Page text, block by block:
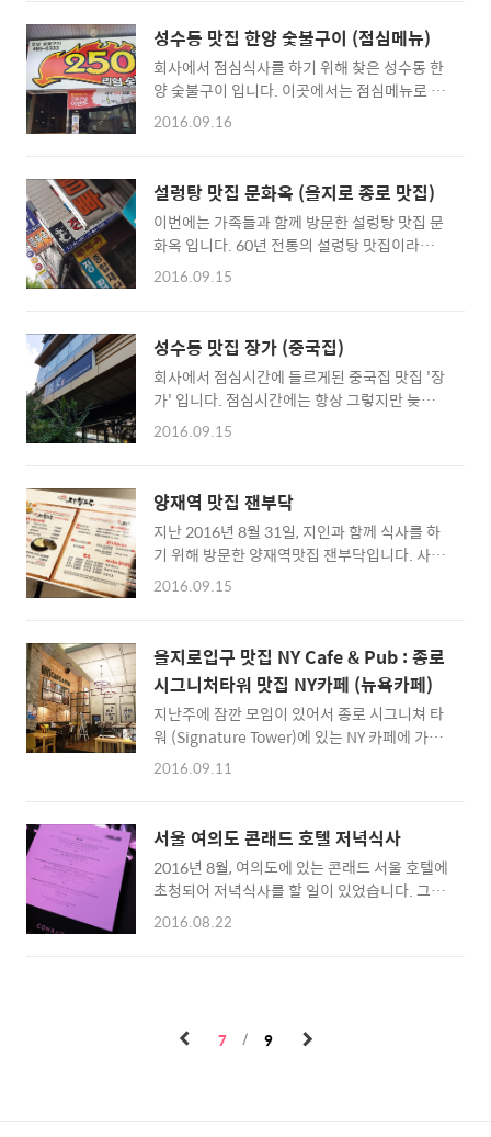
세팅된 자리입니다. 아이를 데리고 식사를 하러
오시는 분들을 위해서 유야용 테이블도 마련되
어 있었습니다. 메뉴는 세트메뉴도 있으니 2~3
인이 방문했다..
3~4인분입니다. 부대찌개는 그럭저럭 맛있는
편입니다. 저는 사리를 추가하는 것을 싫어하는
편인데 우동면이 조금 들어있어 마음에 드는 곳
이네요 :) [관련글] 성수동 맛집 장가 (중국집)
성수동 맛집 한양 숯불구이 (점심메뉴) 성수동
성수동 맛집 한양 숯불구이 (점심메뉴)
회사에서 점심식사를 하기 위해 찾은 성수동 한
양 숯불구이 입니다. 이곳에서는 점심메뉴로 숯
불돼지불백, 우삽겹된장찌개, 육쌈냉면 등 알찬
같습니다. ▲ 한양 숯불구이 ▲ 점심메뉴, 낙지
볶음과 우삽겹된장찌개 + 비빔밥은 2인 이상 주
문 가능 먼저 1인 주문이 가능한 메뉴로 숯불돼
지불백입니다. ▲ 숯불에 구워 나온듯한 고기
▲ 반찬도 잘 나오는편이다. 숯불 불백은 고기
수 있네요. 다음으로 먹어본 메뉴는 2인 이상이
되어야 주문할 수 있는 우삽겸된장찌개 + 비빔
밥입니다. ▲ 비빔밥 우삼겹 된장찌개는 맛있는
편이고 고기도 많이 들어있는..
2016.09.16
설렁탕 맛집 문화옥 (을지로 종로 맛집)
이번에는 가족들과 함께 방문한 설렁탕 맛집 문
화옥 입니다. 60년 전통의 설렁탕 맛집이라고
하는데요. 문화옥은 을지로4가역 4번출구에서
걸려 있습니다. 아마도 사람들이 소문을 듣고 많
이들 찾아오기에 이렇게 이정표를 만들어둔것
이 아닐까 싶습니다. ▲ 문화옥, 표지판을 보고
골목 안쪽으로 들어가보자 골목으로 들어서서
조금 걷다보면 왼편으로 60년 전통 문화옥 간판
새가 배어있는 것 같았습니다. ^^ 이 날은 비가
오는 날이라서 그런지 손님이 많이 않았는데요.
매장이 꽤 넓은 것을 보니 식사시간에는 손님이
많을 것 같습니다. :) ..
2016.09.15
성수동 맛집 장가 (중국집)
회사에서 점심시간에 들르게된 중국집 맛집 '장
가' 입니다. 점심시간에는 항상 그렇지만 늦게
가면 자리가 없을 정도로 붐비는 곳인것 같습니
게 '오늘은 스트레스를 좀 많이 받는 것 같아서
매운게 먹고 싶어'라고 했더니 안내해준 곳이죠
^^ ▲ 성수동 맛집 장가 (張家) ▲ 점심시간
ABC 콤보(자장면, 짬뽕, 탕수육) 제가 시킨 메뉴
는 짬뽕 콤보입니다. 다만 면보다는 밥을 좋아하
것 같습니다. 점심 메뉴 치고는 비싼 편이긴 하
지만, 콤보메뉴라서 전체요리 -> 메인요리 -> 후
식이 나옵니다. ▲ 전체요리 고기와 새콤한 양
념이 되..
2016.09.15
양재역 맛집 잰부닥
지난 2016년 8월 31일, 지인과 함께 식사를 하
기 위해 방문한 양재역맛집 잰부닥입니다. 사실
은 자주 가던 통삼겹살맛집인 양재역 화포식당
차선책으로 잰부닥에 들어가게 되었습니다. ▲
잰부닥 메뉴판 통삼겹살, 목살 모두 13000원이
네요. 주문한 음식은 목살 3인분, 통삽겹살 2인
분, 비빔냉면, 후식 된장찌개 등등입니다. ▲ 반
찬은 꽤 여러가지가 나오는 편 ▲ 숙성통목살 2
인분 ▲ 통삽겹살 2인분 통삼겹살 맛집 중 그럭
인분, 삼겹살 2인분, 냉면, 후식 된장찌개, 콜라
등을 먹고 8만원을 계산하고 나왔습니다. :) 양..
2016.09.15
을지로입구 맛집 NY Cafe & Pub : 종로
시그니처타워 맛집 NY카페 (뉴욕카페)
지난주에 잠깐 모임이 있어서 종로 시그니쳐 타
워 (Signature Tower)에 있는 NY 카페에 가보
게 되었습니다. NY Cafe & Pub은 저녁 식사도
다. 평소에는 카페지만 점심이나 디너를 해결하
게도 나쁘지 않은 장소였습니다. ▲ NY카페 이
날 서빙된 음식은 라코타 치즈 샐러드, NY반반
피자, 크림비프 크림파스타, 스파이시 비프 파스
타 입니다. ▲ 라코타 치즈 샐러드 치즈와 야채,
맛도 있고 맛있었습니다. 배가 불러서 다..
2016.09.11
서울 여의도 콘래드 호텔 저녁식사
2016년 8월, 여의도에 있는 콘래드 서울 호텔에
초청되어 저녁식사를 할 일이 있었습니다. 그동
안 다녀본 호텔 음식 중에서 가장 마음에 들었던
텔 예약하러 아고다 (Agoda) 바로가기 :: 먼저
에피타이저로 레몬크림 브로콜리 샐러드, 야채
2016.08.22
7 9